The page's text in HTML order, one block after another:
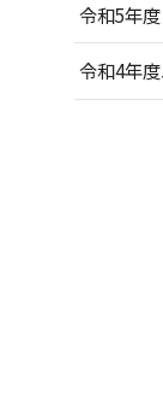
令和5年
令和4年